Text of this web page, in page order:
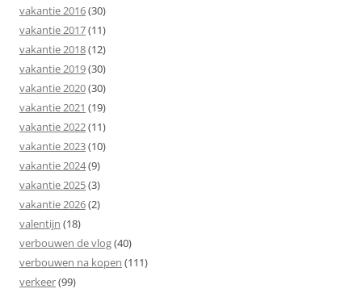
vakantie 2016(30)
vakantie 2017(11)
vakantie 2018(12)
vakantie 2019(30)
vakantie 2020(30)
vakantie 2021 (19)
vakantie 2022(11)
vakantie 2023(10)
vakantie 2024(9)
vakantie 2025(3)
vakantie 2026(2)
valentijn (18)
verbouwen de vlog(40)
verbouwen na kopen (111)
verkeer(99)